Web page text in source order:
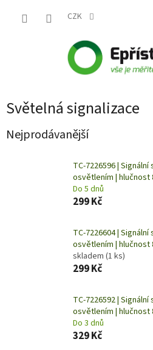
CZK
Světelná signalizace
Nejprodávanější
TC-7226596 |
osvětlením | hlučnost
Do 5 dnů
299 Kč
TC-7226604 |
osvětlením | hlučnost
skladem (1 ks)
299 Kč
TC-7226592 |
osvětlením | hlučnost
Do 3 dnů
329 Kč